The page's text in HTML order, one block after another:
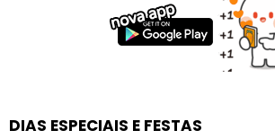
DIAS ESPECIAIS E FESTAS